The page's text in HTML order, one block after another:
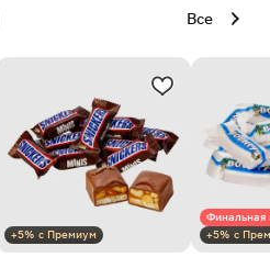
Все
+5% с Премиум
Финальная
+5% с